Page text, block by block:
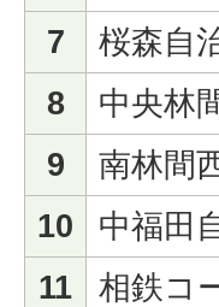
7
桜森自
8
中央林
9
南林間
10
中福田
11
相鉄コ